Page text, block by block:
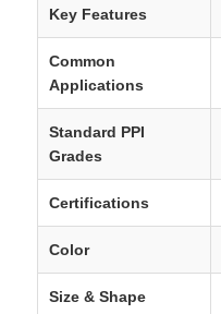
Key Features
Common
Applications
Standard PPI
Grades
Certifications
Color
Size & Shape